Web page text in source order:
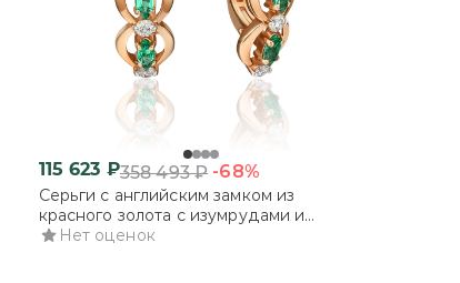
115 623 ₽358 493₽ -68%
Серьги с английским замком из
красного золота с изумрудами и
бриллиантами
Нет оценок